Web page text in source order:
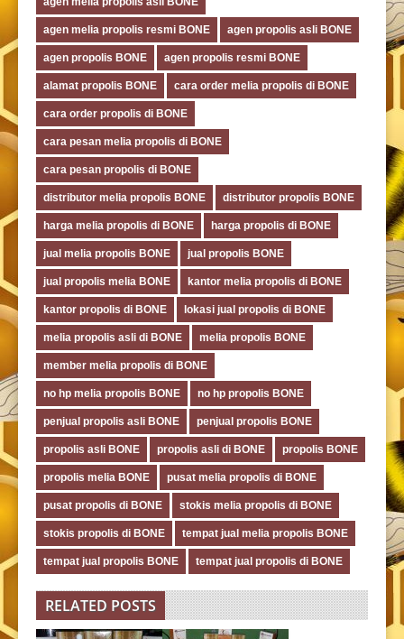
agen melia propolis resmi BONE agen propolis asli BONE
agen propolis BONE agen propolis resmi BONE
alamat propolis BONE cara order melia propolis di BONE
cara order propolis di BONE
cara pesan melia propolis di BONE
cara pesan propolis di BONE
distributor melia propolis BONE distributor propolis BONE
harga melia propolis di BONE harga propolis di BONE
jual melia propolis BONE jual propolis BONE
jual propolis melia BONE kantor melia propolis di BONE
kantor propolis di BONE lokasi jual propolis di BONE
melia propolis asli di BONE melia propolis BONE
member melia propolis di BONE
no hp melia propolis BONE no hp propolis BONE
penjual propolis asli BONE penjual propolis BONE
propolis asli BONE propolis asli di BONE propolis BONE
propolis melia BONE pusat melia propolis di BONE
pusat propolis di BONE stokis melia propolis di BONE
stokis propolis di BONE tempat jual melia propolis BONE
tempat jual propolis BONE tempat jual propolis di BONE
RELATED POSTS